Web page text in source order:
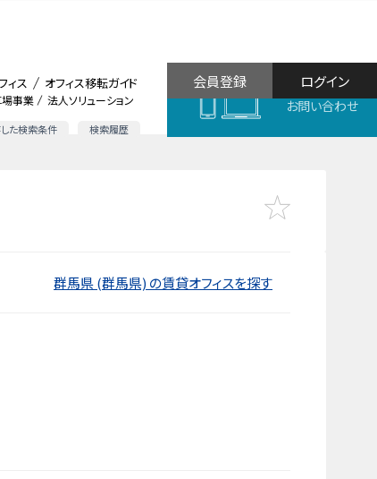
事業 法人ソリューション
た検索条件 検索履歴
ィス オフィス移転ガイド
お問い合わせ
ログイン
会員登録
群馬県 (群馬県) の賃貸オフィスを探す